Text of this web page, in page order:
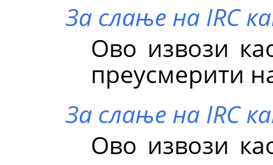
За слање на IRC
Ово извози
преусмерити
За слање на IRC
Ово извози